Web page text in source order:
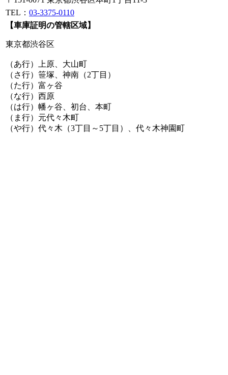
TEL： 03-3375-0110
【車庫証明の管轄区域】
東京都渋谷区
（あ行）上原、大山町
（さ行）笹塚、神南（2丁目）
（た行）富ヶ谷
（な行）西原
（は行）幡ヶ谷、初台、本町
（ま行）元代々木町
（や行）代々木（3丁目～5丁目）、代々木神園町